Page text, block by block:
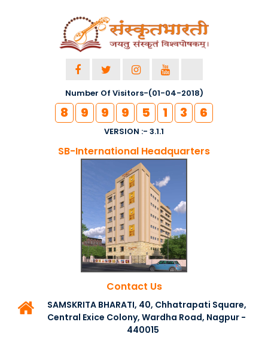
Number Of Visitors-(01-04-2018)
8 9 9 9 5 1 3 6
VERSION :- 3.1.1
SB-International Headquarters
Contact Us
SAMSKRITA BHARATI, 40, Chhatrapati Square,
Central Exice Colony, Wardha Road, Nagpur -
440015